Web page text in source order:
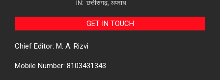
IN: छत्तीसगढ़ अपराध
GET IN TOUCH
Chief Editor: M. A. Rizvi
Mobile Number: 8103431343